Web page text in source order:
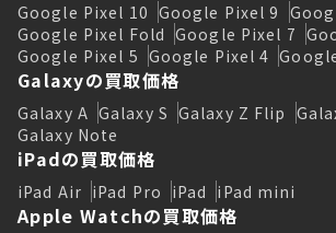
Google Pixel 10 Google Pixel 9
Google Pixel Fold Google Pixel 7
Google Pixel 5 Google Pixel 4
Galaxyの買取価格
Galaxy A Galaxy S Galaxy Z Flip
Galaxy Note
iPadの買取価格
iPad Air iPad Pro iPad iPad mini
Apple Watchの買取価格